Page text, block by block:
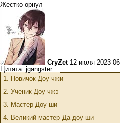
Жестко орнул
CryZet 12 июля 2023
Цитата: jgangster
1. Новичок Доу чжи
2. Ученик Доу чжэ
3. Мастер Доу ши
4. Великий мастер Да доу ши